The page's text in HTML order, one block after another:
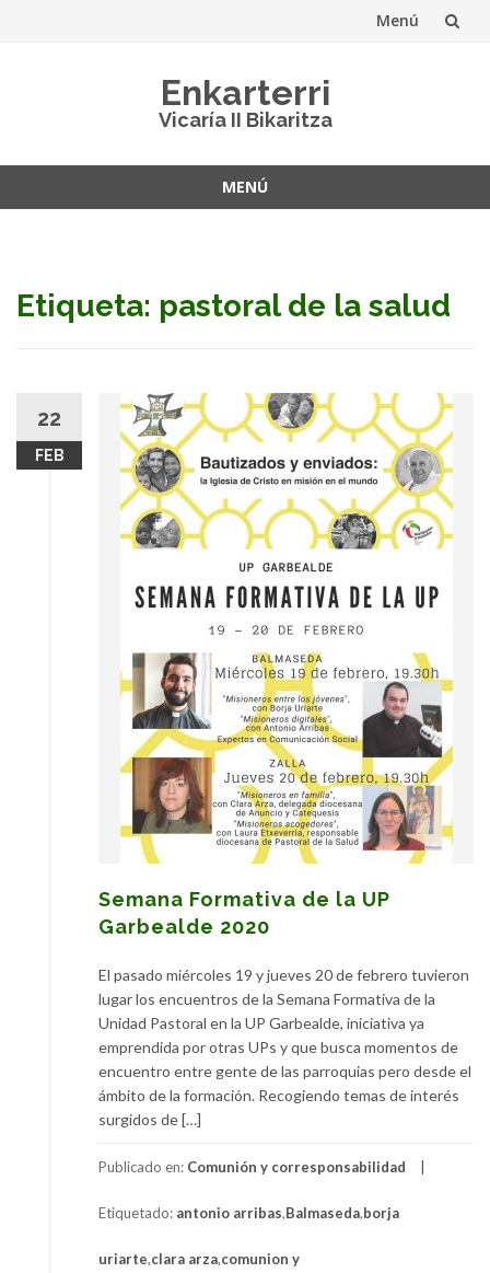
Menú
Enkarterri
Vicaría II Bikaritza
MENÚ
Etiqueta: pastoral de la salud
22
FEB
Semana Formativa de la UP
Garbealde 2020
El pasado miércoles 19 y jueves 20 de febrero tuvieron
lugar los encuentros de la Semana Formativa de la
Unidad Pastoral en la UP Garbealde, iniciativa ya
emprendida por otras UPs y que busca momentos de
encuentro entre gente de las parroquias pero desde el
ámbito de la formación. Recogiendo temas de interés
surgidos de […]
Publicado en: Comunión y corresponsabilidad
Etiquetado: antonio arribas,Balmaseda,borja
uriarte,clara arza,comunion y